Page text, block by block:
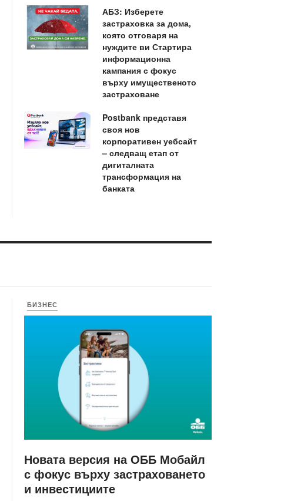
АБЗ: Изберете
застраховка за дома,
която отговаря на
нуждите ви Стартира
информационна
кампания с фокус
върху имущественото
застраховане
Postbank представя
своя нов
корпоративен уебсайт
– следващ етап от
дигиталната
трансформация на
банката
БИЗНЕС
Новата версия на ОББ Мобайл
с фокус върху застраховането
и инвестициите